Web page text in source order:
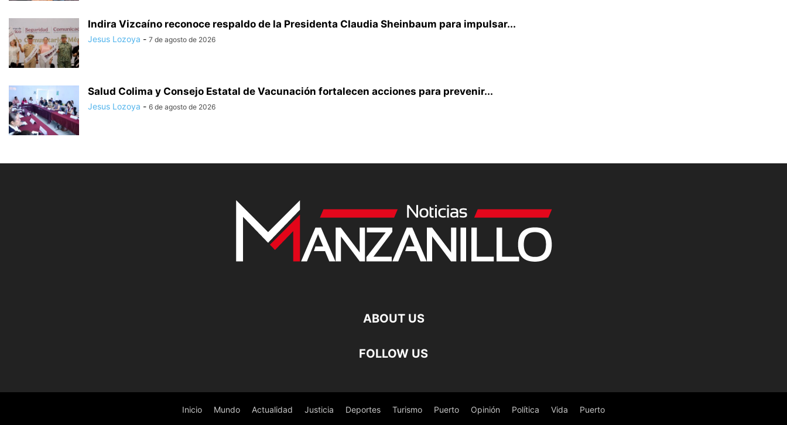
Indira Vizcaíno reconoce respaldo de la Presidenta Claudia Sheinbaum para impulsar...
Jesus Lozoya - 7 de agosto de 2026
Salud Colima y Consejo Estatal de Vacunación fortalecen acciones para prevenir...
Jesus Lozoya - 6 de agosto de 2026
ABOUT US
FOLLOW US
Inicio Mundo Actualidad Justicia Deportes Turismo Puerto Opinión Política Vida Puerto